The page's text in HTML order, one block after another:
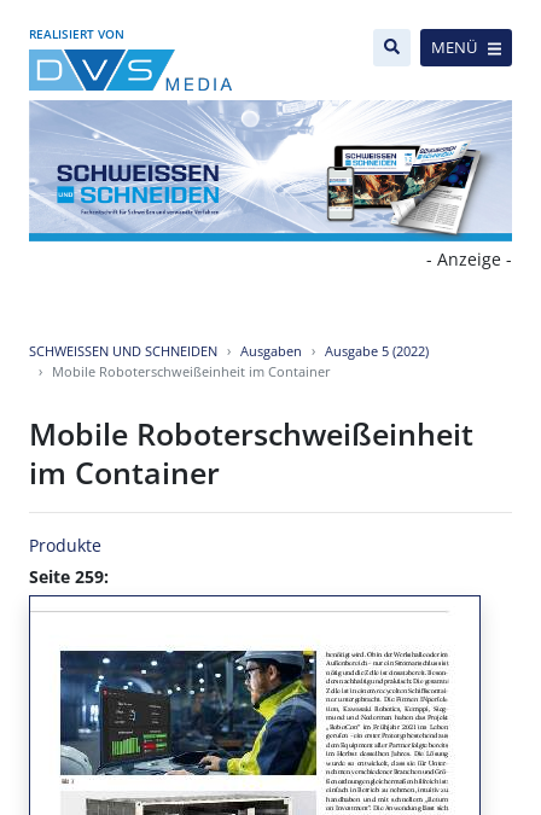
REALISIERT VON
MENÜ
- Anzeige -
SCHWEISSEN UND SCHNEIDEN Ausgaben
Ausgabe 5 (2022)
Mobile Roboterschweißeinheit im Container
Mobile Roboterschweißeinheit
im Container
Produkte
Seite 259: